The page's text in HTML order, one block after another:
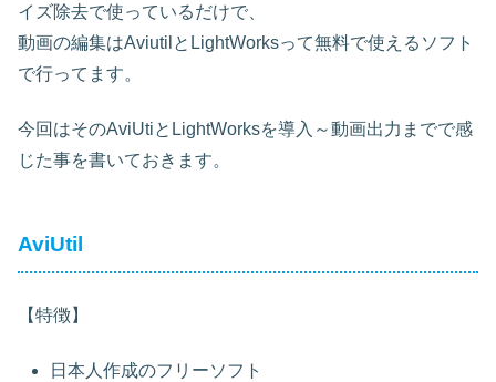
イズ除去で使っているだけで、
動画の編集はAviutilとLightWorksって無料で使えるソフト
で行ってます。
今回はそのAviUtiとLightWorksを導入～動画出力までで感
じた事を書いておきます。
AviUtil
【特徴】
日本人作成のフリーソフト